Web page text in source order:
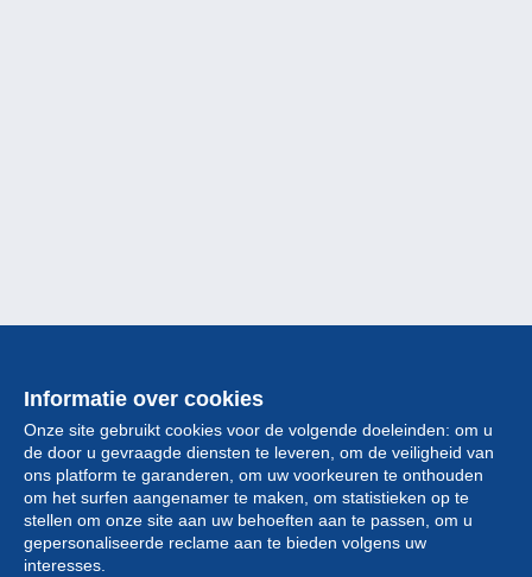
Informatie over cookies
Onze site gebruikt cookies voor de volgende doeleinden: om u
de door u gevraagde diensten te leveren, om de veiligheid van
ons platform te garanderen, om uw voorkeuren te onthouden
om het surfen aangenamer te maken, om statistieken op te
stellen om onze site aan uw behoeften aan te passen, om u
gepersonaliseerde reclame aan te bieden volgens uw
interesses.
Collectie